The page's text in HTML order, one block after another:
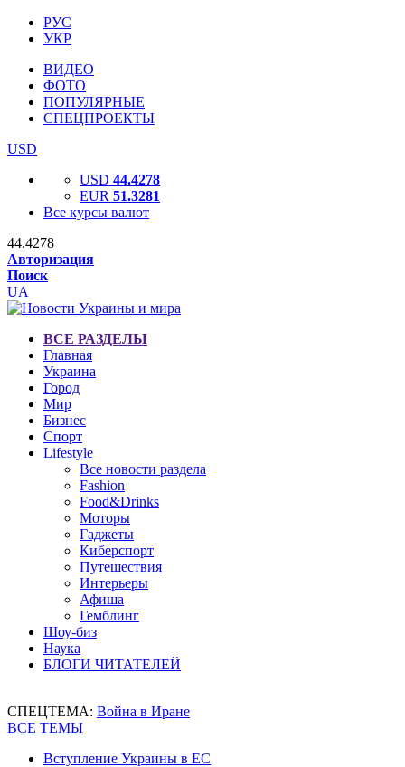
РУС
УКР
ВИДЕО
ФОТО
ПОПУЛЯРНЫЕ
СПЕЦПРОЕКТЫ
USD
USD 44.4278
EUR 51.3281
Все курсы валют
44.4278
Авторизация
Поиск
UA
ВСЕ РАЗДЕЛЫ
Главная
Украина
Город
Мир
Бизнес
Спорт
Lifestyle
Все новости раздела
Fashion
Food&Drinks
Моторы
Гаджеты
Киберспорт
Путешествия
Интерьеры
Афиша
Гемблинг
Шоу-биз
Наука
БЛОГИ ЧИТАТЕЛЕЙ
СПЕЦТЕМА: Война в Иране
ВСЕ ТЕМЫ
Вступление Украины в ЕС